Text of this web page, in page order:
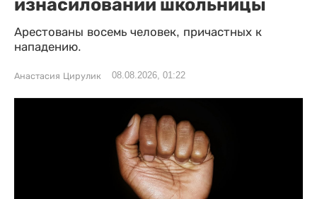
Арестованы восемь человек, причастных к
нападению.
Анастасия Цирулик 08.08.2026, 01:22